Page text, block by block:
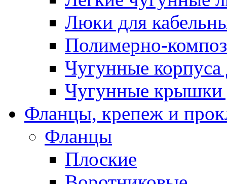
Люки для
Полимерно-
Чугунные
Чугунные крышки
Фланцы, крепеж и
Фланцы
Плоские